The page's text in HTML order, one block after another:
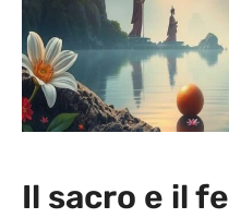
Il sacro e il